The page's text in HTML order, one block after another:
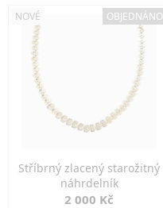
NOVÉ OBJEDNÁNO
Stříbrný zlacený starožitný
náhrdelník
2 000 Kč